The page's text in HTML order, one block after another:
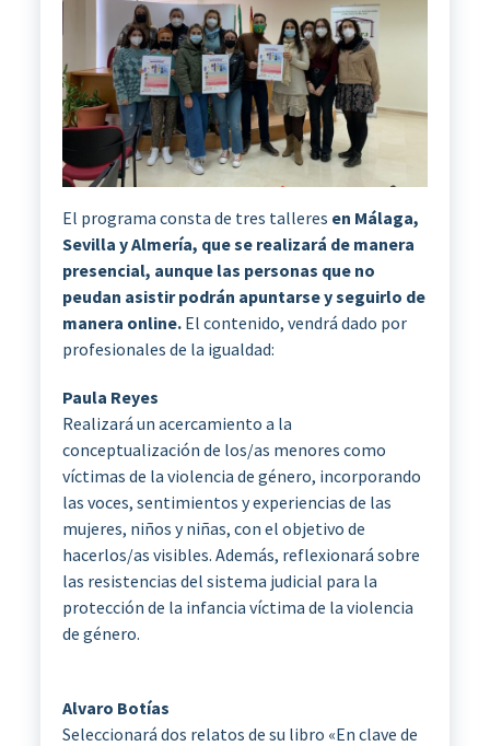
El programa consta de tres talleres en Málaga,
Sevilla y Almería, que se realizará de manera
presencial, aunque las personas que no
peudan asistir podrán apuntarse y seguirlo de
manera online. El contenido, vendrá dado por
profesionales de la igualdad:
Paula Reyes
Realizará un acercamiento a la
conceptualización de los/as menores como
víctimas de la violencia de género, incorporando
las voces, sentimientos y experiencias de las
mujeres, niños y niñas, con el objetivo de
hacerlos/as visibles. Además, reflexionará sobre
las resistencias del sistema judicial para la
protección de la infancia víctima de la violencia
de género.
Alvaro Botías
Seleccionará dos relatos de su libro «En clave de